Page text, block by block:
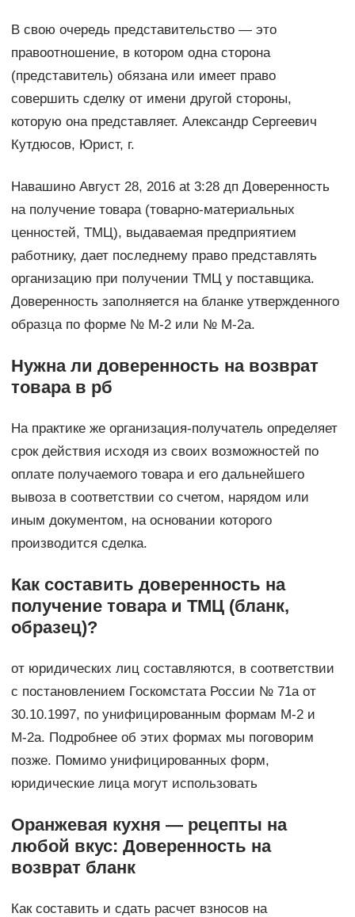
В свою очередь представительство — это
правоотношение, в котором одна сторона
(представитель) обязана или имеет право
совершить сделку от имени другой стороны,
которую она представляет. Александр Сергеевич
Кутдюсов, Юрист, г.
Навашино Август 28, 2016 at 3:28 дп Доверенность
на получение товара (товарно-материальных
ценностей, ТМЦ), выдаваемая предприятием
работнику, дает последнему право представлять
организацию при получении ТМЦ у поставщика.
Доверенность заполняется на бланке утвержденного
образца по форме № M-2 или № М-2а.
Нужна ли доверенность на возврат
товара в рб
На практике же организация-получатель определяет
срок действия исходя из своих возможностей по
оплате получаемого товара и его дальнейшего
вывоза в соответствии со счетом, нарядом или
иным документом, на основании которого
производится сделка.
Как составить доверенность на
получение товара и ТМЦ (бланк,
образец)?
от юридических лиц составляются, в соответствии
с постановлением Госкомстата России № 71а от
30.10.1997, по унифицированным формам М-2 и
М-2а. Подробнее об этих формах мы поговорим
позже. Помимо унифицированных форм,
юридические лица могут использовать
Оранжевая кухня — рецепты на
любой вкус: Доверенность на
возврат бланк
Как составить и сдать расчет взносов на